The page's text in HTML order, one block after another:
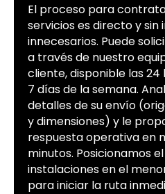
El proceso para
servicios es directo y sin
innecesarios. Puede
a través de nuestro
cliente, disponible las 24
7 días de la semana.
detalles de su envío
y dimensiones) y le
respuesta operativa en
minutos. Posicionamos
instalaciones en el
para iniciar la ruta